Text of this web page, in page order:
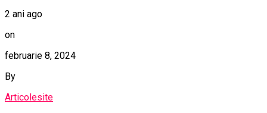
2 ani ago
on
februarie 8, 2024
By
Articolesite